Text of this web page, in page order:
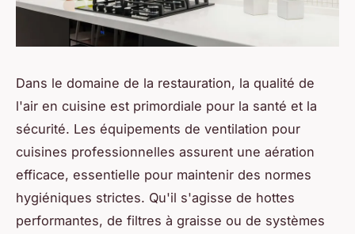
Dans le domaine de la restauration, la qualité de
l'air en cuisine est primordiale pour la santé et la
sécurité. Les équipements de ventilation pour
cuisines professionnelles assurent une aération
efficace, essentielle pour maintenir des normes
hygiéniques strictes. Qu'il s'agisse de hottes
performantes, de filtres à graisse ou de systèmes